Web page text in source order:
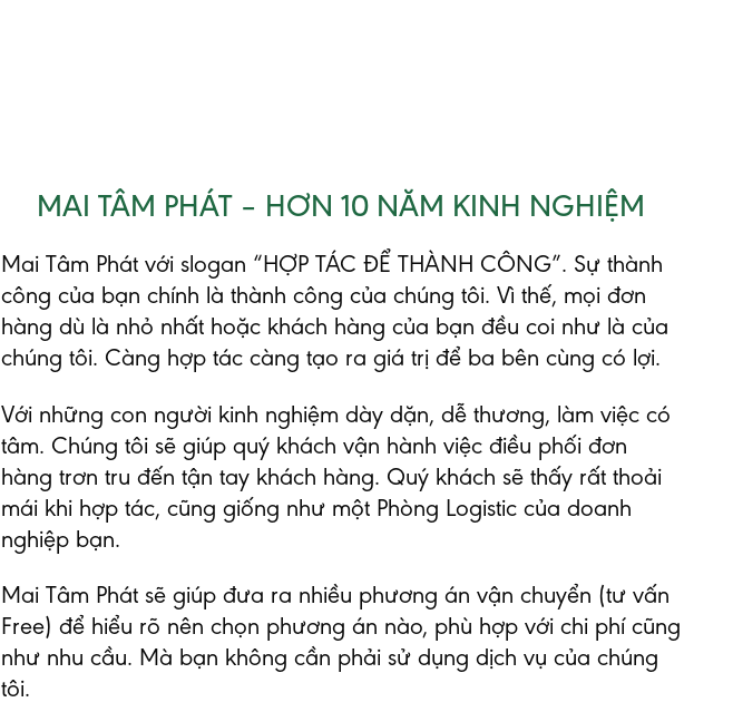
MAI TÂM PHÁT – HƠN 10 NĂM KINH NGHIỆM
Mai Tâm Phát với slogan “HỢP TÁC ĐỂ THÀNH CÔNG”. Sự thành
công của bạn chính là thành công của chúng tôi. Vì thế, mọi đơn
hàng dù là nhỏ nhất hoặc khách hàng của bạn đều coi như là của
chúng tôi. Càng hợp tác càng tạo ra giá trị để ba bên cùng có lợi.
Với những con người kinh nghiệm dày dặn, dễ thương, làm việc có
tâm. Chúng tôi sẽ giúp quý khách vận hành việc điều phối đơn
hàng trơn tru đến tận tay khách hàng. Quý khách sẽ thấy rất thoải
mái khi hợp tác, cũng giống như một Phòng Logistic của doanh
nghiệp bạn.
Mai Tâm Phát sẽ giúp đưa ra nhiều phương án vận chuyển (tư vấn
Free) để hiểu rõ nên chọn phương án nào, phù hợp với chi phí cũng
như nhu cầu. Mà bạn không cần phải sử dụng dịch vụ của chúng
tôi.